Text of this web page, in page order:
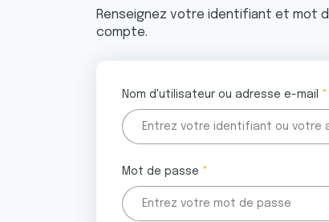
Renseignez votre identifiant et mot
compte.
Nom d'utilisateur ou adresse e-mail
Mot de passe